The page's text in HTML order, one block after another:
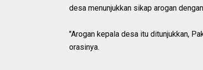
desa menunjukkan sikap arogan
"Arogan kepala desa itu ditunjukkan,
orasinya.